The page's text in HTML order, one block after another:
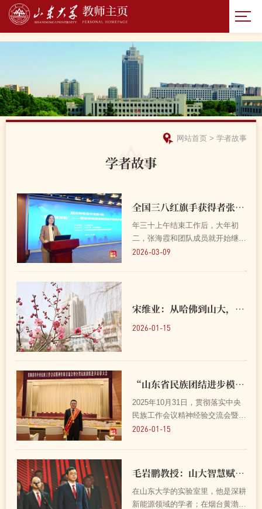
网站首页 > 学者故事
学者故事
全国三八红旗手获得者张海霞：丹心如海，桃李成霞——智能通信领域的产...
年三十上午结束工作后，大年初
二，张海霞和团队成员就开始继续
投入繁忙的科研工作中。陀螺似的
疲惫。她妆容整洁，衣...
2026-03-09
宋维业：从哈佛到山大，他愿“以科学之光，将世界照亮”！
2026-01-15
“山东省民族团结进步模范个人”许振浩：科技援边，扎下根去，开出花来
2025年10月31日，贯彻落实中央
民族工作会议精神经验交流会暨全
省民族团结进步表彰大会在济南召
受表彰。参加完表彰会第二天，他
就登上了返回西藏的飞机...
2026-01-15
毛岩鹏教授：山大智慧赋能产业创新 科技挂职书写新区答卷
在山东大学的实验室里，他是深耕
新能源领域的学者；在烟台黄渤海